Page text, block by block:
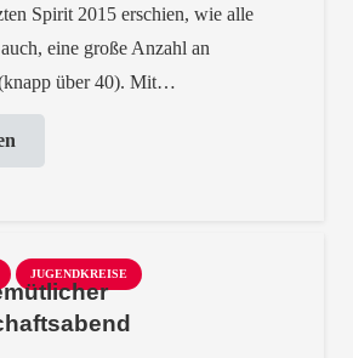
Spirit 2015 erschien, wie alle
eine große Anzahl an
über 40). Mit…
JUGENDKREISE